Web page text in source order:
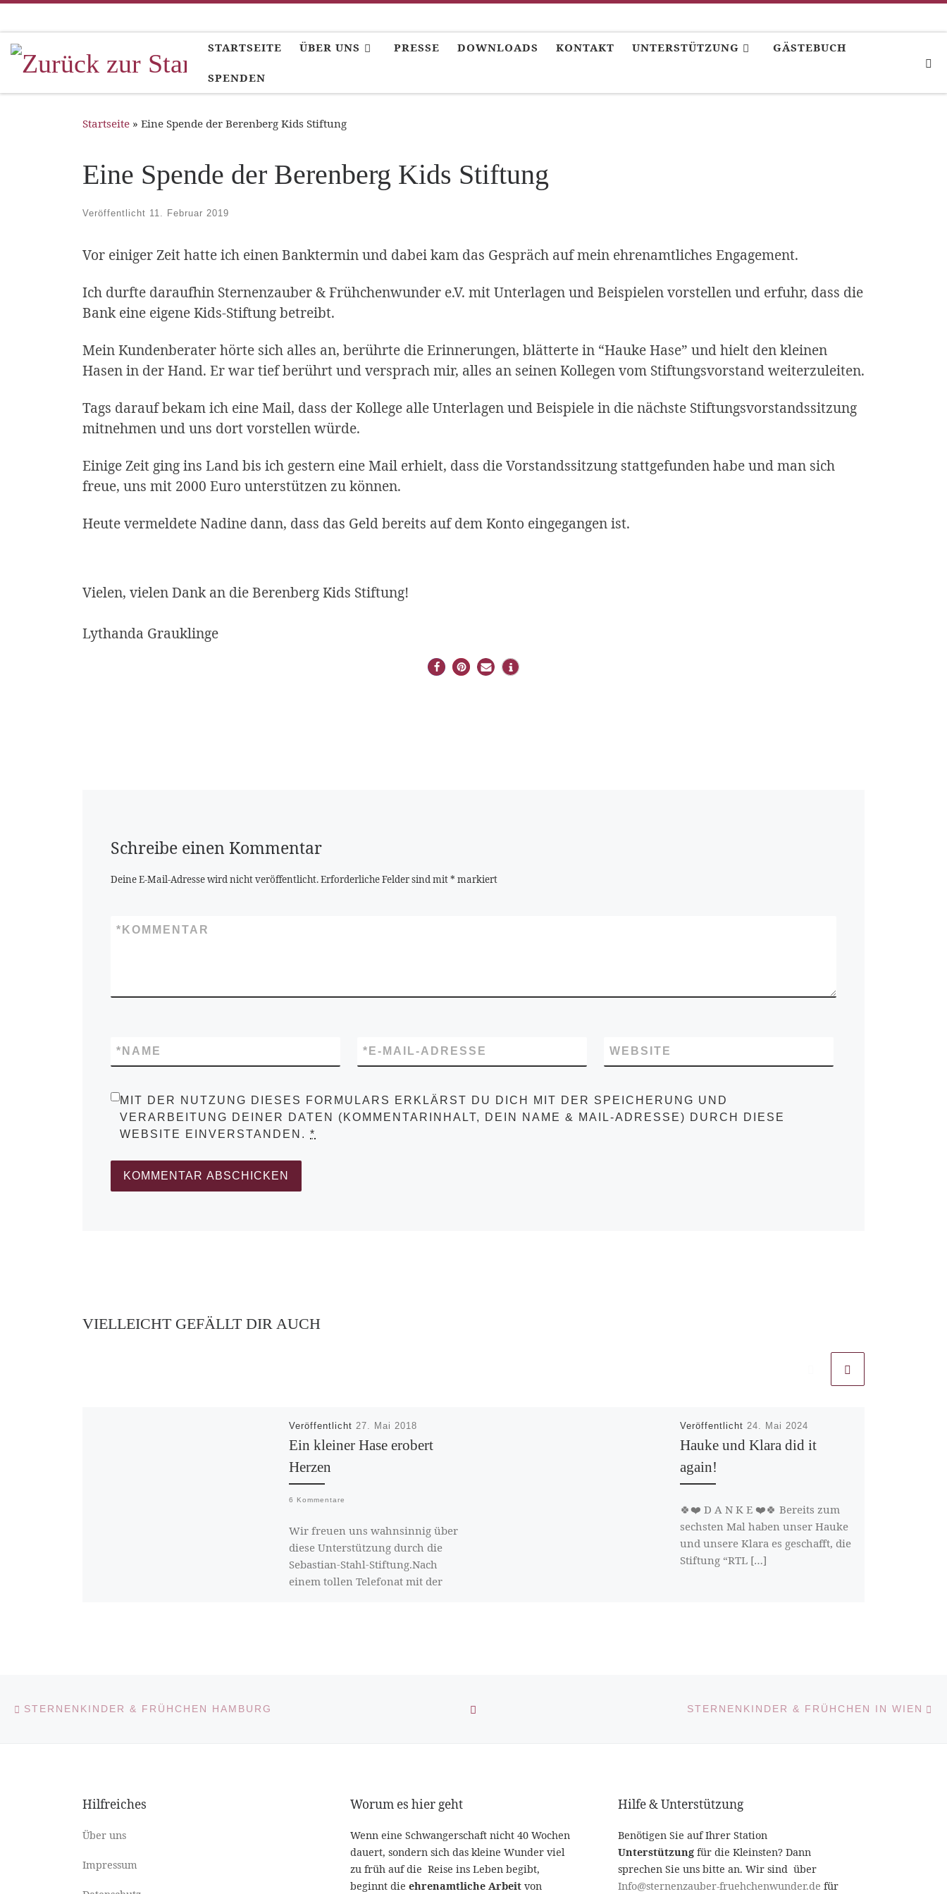
STARTSEITE ÜBER UNS PRESSE DOWNLOADS KONTAKT UNTERSTÜTZUNG GÄSTEBUCH
SPENDEN
Startseite » Eine Spende der Berenberg Kids Stiftung
Eine Spende der Berenberg Kids Stiftung
Veröffentlicht 11. Februar 2019
Vor einiger Zeit hatte ich einen Banktermin und dabei kam das Gespräch auf mein ehrenamtliches Engagement.
Ich durfte daraufhin Sternenzauber & Frühchenwunder e.V. mit Unterlagen und Beispielen vorstellen und erfuhr, dass die
Bank eine eigene Kids-Stiftung betreibt.
Mein Kundenberater hörte sich alles an, berührte die Erinnerungen, blätterte in “Hauke Hase” und hielt den kleinen
Hasen in der Hand. Er war tief berührt und versprach mir, alles an seinen Kollegen vom Stiftungsvorstand weiterzuleiten.
Tags darauf bekam ich eine Mail, dass der Kollege alle Unterlagen und Beispiele in die nächste Stiftungsvorstandssitzung
mitnehmen und uns dort vorstellen würde.
Einige Zeit ging ins Land bis ich gestern eine Mail erhielt, dass die Vorstandssitzung stattgefunden habe und man sich
freue, uns mit 2000 Euro unterstützen zu können.
Heute vermeldete Nadine dann, dass das Geld bereits auf dem Konto eingegangen ist.
Vielen, vielen Dank an die Berenberg Kids Stiftung!
Lythanda Grauklinge
Schreibe einen Kommentar
Deine E-Mail-Adresse wird nicht veröffentlicht.Erforderliche Felder sind mit* markiert
KOMMENTAR
*
NAME
* E-MAIL-ADRESSE
* WEBSITE
MIT DER NUTZUNG DIESES FORMULARS ERKLÄRST DU DICH MIT DER SPEICHERUNG UND
VERARBEITUNG DEINER DATEN (KOMMENTARINHALT, DEIN NAME & MAIL-ADRESSE) DURCH DIESE
WEBSITE EINVERSTANDEN. *
VIELLEICHT GEFÄLLT DIR AUCH
Veröffentlicht 27. Mai 2018
Ein kleiner Hase erobert
Herzen
6 Kommentare
Wir freuen uns wahnsinnig über
diese Unterstützung durch die
Sebastian-Stahl-Stiftung.Nach
einem tollen Telefonat mit der
Veröffentlicht 24. Mai 2024
Hauke und Klara did it
again!
🍀❤️ D A N K E ❤️🍀 Bereits zum
sechsten Mal haben unser Hauke
und unsere Klara es geschafft, die
Stiftung “RTL […]
Beitragsnavigation
STERNENKINDER & FRÜHCHEN HAMBURG STERNENKINDER & FRÜHCHEN IN WIEN
Hilfreiches
Über uns
Impressum
Worum es hier geht
Wenn eine Schwangerschaft nicht 40 Wochen
dauert, sondern sich das kleine Wunder viel
zu früh auf die Reise ins Leben begibt,
beginnt die ehrenamtliche Arbeit von
Hilfe & Unterstützung
Benötigen Sie auf Ihrer Station
Unterstützung für die Kleinsten? Dann
sprechen Sie uns bitte an. Wir sind über
Info@sternenzauber-fruehchenwunder.de für